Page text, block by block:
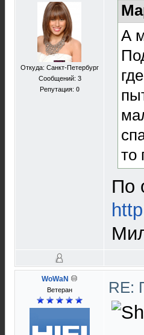
Откуда: Санкт-Петербург
Сообщений: 3
Репутация: 0
А
то
По
WoWaN
Ветеран RE: